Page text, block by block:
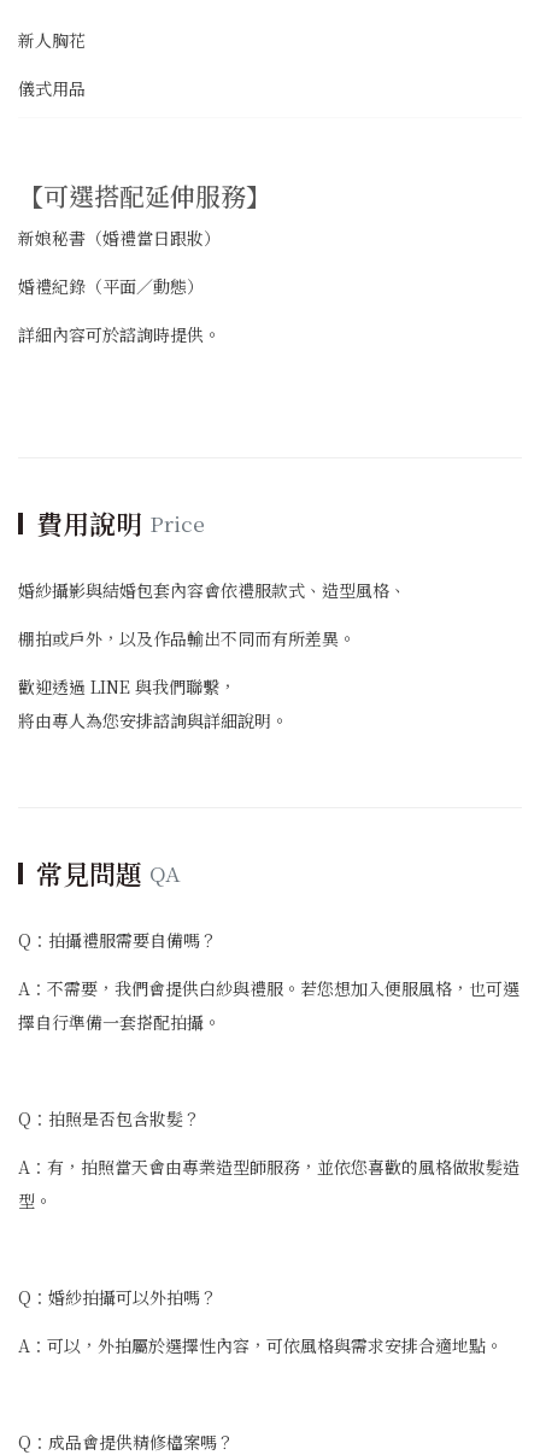
新人胸花
儀式用品
【可選搭配延伸服務】
新娘秘書（婚禮當日跟妝）
婚禮紀錄（平面／動態）
詳細內容可於諮詢時提供。
費用說明 Price
婚紗攝影與結婚包套內容會依禮服款式、造型風格、
棚拍或戶外，以及作品輸出不同而有所差異。
歡迎透過 LINE 與我們聯繫，
將由專人為您安排諮詢與詳細說明。
常見問題 QA
Q：拍攝禮服需要自備嗎？
A：不需要，我們會提供白紗與禮服。若您想加入便服風格，也可選
擇自行準備一套搭配拍攝。
Q：拍照是否包含妝髮？
A：有，拍照當天會由專業造型師服務，並依您喜歡的風格做妝髮造
型。
Q：婚紗拍攝可以外拍嗎？
A：可以，外拍屬於選擇性內容，可依風格與需求安排合適地點。
Q：成品會提供精修檔案嗎？